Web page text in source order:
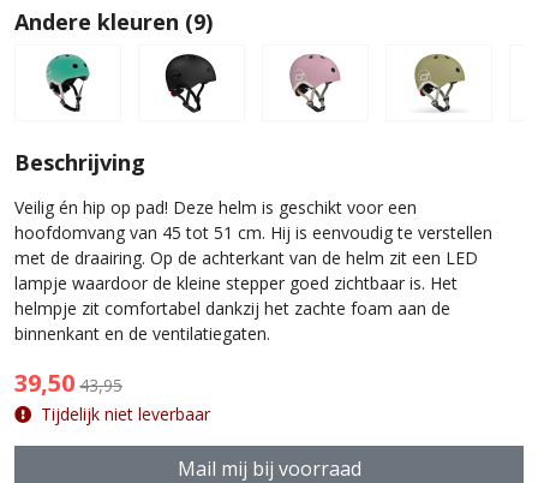
Andere kleuren (9)
Beschrijving
Veilig én hip op pad! Deze helm is geschikt voor een
hoofdomvang van 45 tot 51 cm. Hij is eenvoudig te verstellen
met de draairing. Op de achterkant van de helm zit een LED
lampje waardoor de kleine stepper goed zichtbaar is. Het
helmpje zit comfortabel dankzij het zachte foam aan de
binnenkant en de ventilatiegaten.
39,50 43,95
Tijdelijk niet leverbaar
Mail mij bij voorraad